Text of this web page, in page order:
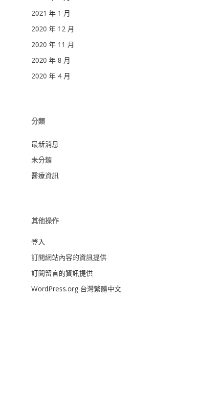
2021 年 1 月
2020 年 12 月
2020 年 11 月
2020 年 8 月
2020 年 4 月
分類
最新消息
未分類
醫療資訊
其他操作
登入
訂閱網站內容的資訊提供
訂閱留言的資訊提供
WordPress.org 台灣繁體中文